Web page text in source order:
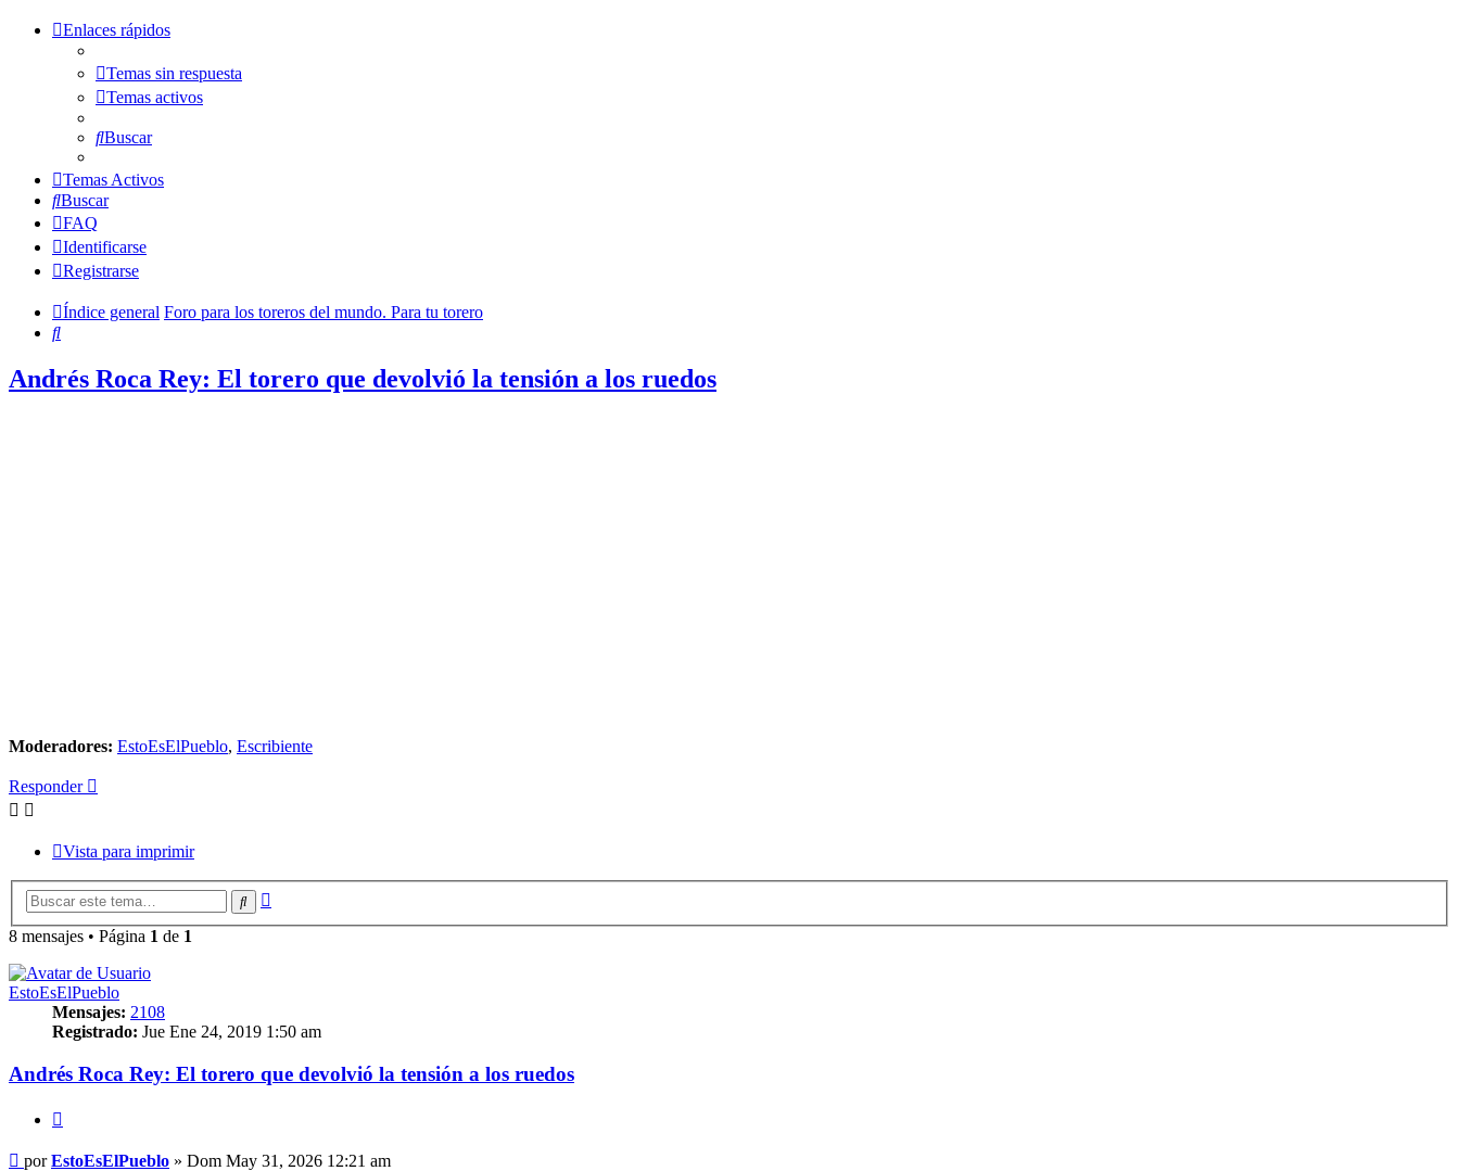
Enlaces rápidos
Temas sin respuesta
Temas activos
Buscar
Temas Activos
Buscar
FAQ
Identificarse
Registrarse
Índice general Foro para los toreros del mundo. Para tu torero
Buscar
Andrés Roca Rey: El torero que devolvió la tensión a los ruedos
Moderadores: EstoEsElPueblo, Escribiente
Responder
Vista para imprimir
Buscar
8 mensajes • Página 1 de 1
EstoEsElPueblo
Mensajes: 2108
Registrado: Jue Ene 24, 2019 1:50 am
Andrés Roca Rey: El torero que devolvió la tensión a los ruedos
Mensaje
porEstoEsElPueblo » Dom May 31, 2026 12:21 am